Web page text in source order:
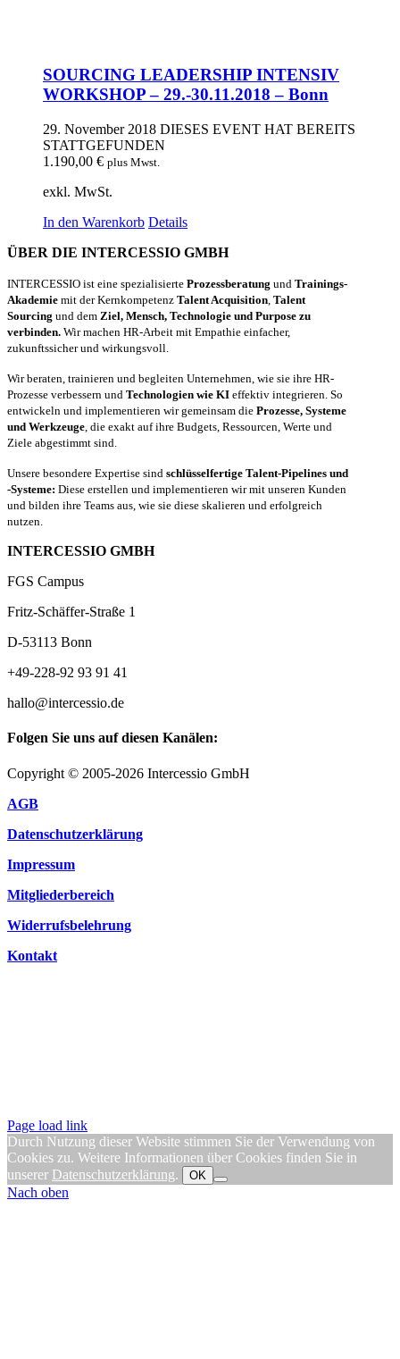
SOURCING LEADERSHIP INTENSIV
WORKSHOP – 29.-30.11.2018 – Bonn
29. November 2018 DIESES EVENT HAT BEREITS
STATTGEFUNDEN
1.190,00 € plus Mwst.
exkl. MwSt.
In den Warenkorb Details
ÜBER DIE INTERCESSIO GMBH
INTERCESSIO ist eine spezialisierte Prozessberatung und Trainings-
Akademie mit der Kernkompetenz Talent Acquisition, Talent
Sourcing und dem Ziel, Mensch, Technologie und Purpose zu
verbinden. Wir machen HR-Arbeit mit Empathie einfacher,
zukunftssicher und wirkungsvoll.
Wir beraten, trainieren und begleiten Unternehmen, wie sie ihre HR-
Prozesse verbessern und Technologien wie KI effektiv integrieren. So
entwickeln und implementieren wir gemeinsam die Prozesse, Systeme
und Werkzeuge, die exakt auf ihre Budgets, Ressourcen, Werte und
Ziele abgestimmt sind.
Unsere besondere Expertise sind schlüsselfertige Talent-Pipelines und
-Systeme: Diese erstellen und implementieren wir mit unseren Kunden
und bilden ihre Teams aus, wie sie diese skalieren und erfolgreich
nutzen.
INTERCESSIO GMBH
FGS Campus
Fritz-Schäffer-Straße 1
D-53113 Bonn
+49-228-92 93 91 41
hallo@intercessio.de
Folgen Sie uns auf diesen Kanälen:
Copyright © 2005-2026 Intercessio GmbH
AGB
Datenschutzerklärung
Impressum
Mitgliederbereich
Widerrufsbelehrung
Kontakt
Page load link
Durch Nutzung dieser Website stimmen Sie der Verwendung von
Cookies zu. Weitere Informationen über Cookies finden Sie in
unserer Datenschutzerklärung. OK
Nach oben